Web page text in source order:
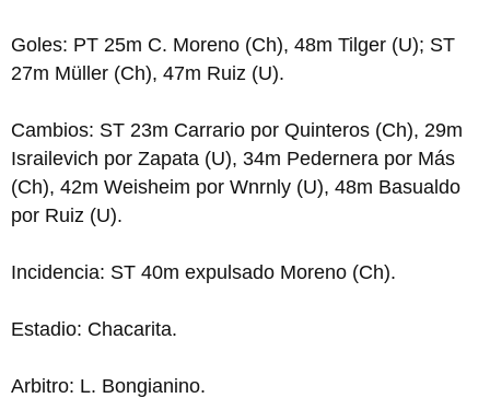
Goles: PT 25m C. Moreno (Ch), 48m Tilger (U); ST
27m Müller (Ch), 47m Ruiz (U).
Cambios: ST 23m Carrario por Quinteros (Ch), 29m
Israilevich por Zapata (U), 34m Pedernera por Más
(Ch), 42m Weisheim por Wnrnly (U), 48m Basualdo
por Ruiz (U).
Incidencia: ST 40m expulsado Moreno (Ch).
Estadio: Chacarita.
Arbitro: L. Bongianino.